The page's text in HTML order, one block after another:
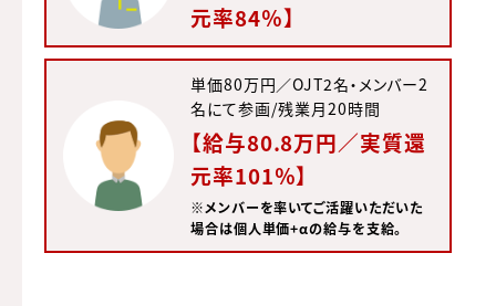
元率84％】
単価80万円／OJT2名・メンバー2
名にて参画/残業月20時間
【給与80.8万円／実質還
元率101％】
※メンバーを率いてご活躍いただいた
場合は個人単価+αの給与を支給。